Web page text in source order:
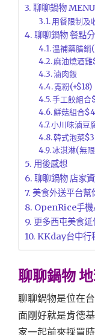
聊聊鍋物 MENU
用餐限制及
聊聊鍋物 餐點
溫補藥膳鍋
麻油燒酒
滷肉飯
寬粉(+$18)
手工餃組
鮮菇組合
小川味滷豆
韓式泡菜
冰淇淋(無
用後感想
聊聊鍋物 店家
美食外送平台幫
OpenRice手機
更多西屯美食延
KKday台中行
聊聊鍋物
聊聊鍋物是位在
面剛好就是肯德
家一起前來採買